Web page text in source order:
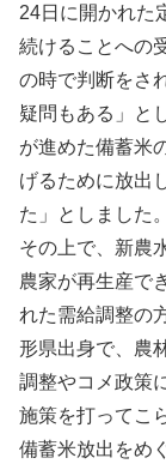
24日に開かれた
続けることへの
の時で判断をさ
疑問もある」と
が進めた備蓄米
げるために放出
た」としました。
その上で、新農
農家が再生産で
れた需給調整の
形県出身で、農
調整やコメ政策
施策を打ってこ
備蓄米放出をめ